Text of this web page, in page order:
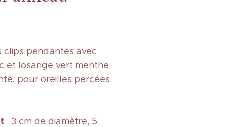
clips pendantes avec
et losange vert menthe
pour oreilles percées.
: 3 cm de diamètre, 5